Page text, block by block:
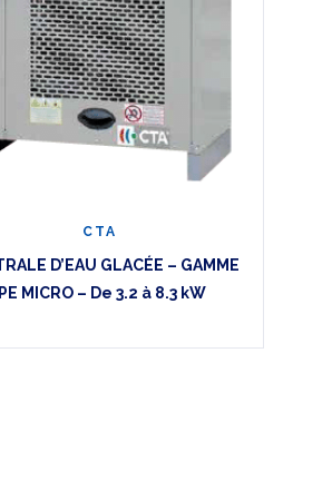
CTA
D’EAU GLACÉE – GAMME
IPE MICRO – De 3.2 à 8.3 kW